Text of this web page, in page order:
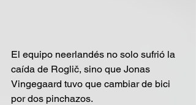
El equipo neerlandés no solo sufrió la
caída de Roglič, sino que Jonas
Vingegaard tuvo que cambiar de bici
por dos pinchazos.